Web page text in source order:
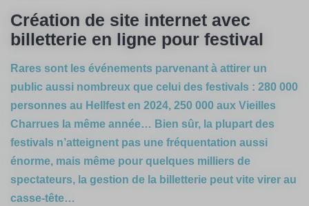
Création de site internet avec
billetterie en ligne pour festival
Rares sont les événements parvenant à attirer un
public aussi nombreux que celui des festivals : 280 000
personnes au Hellfest en 2024, 250 000 aux Vieilles
Charrues la même année… Bien sûr, la plupart des
festivals n’atteignent pas une fréquentation aussi
énorme, mais même pour quelques milliers de
spectateurs, la gestion de la billetterie peut vite virer au
casse-tête…